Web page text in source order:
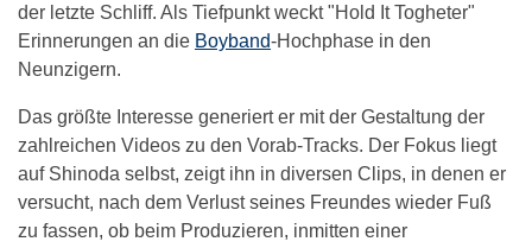
der letzte Schliff. Als Tiefpunkt weckt "Hold It Togheter"
Erinnerungen an die Boyband-Hochphase in den
Neunzigern.
Das größte Interesse generiert er mit der Gestaltung der
zahlreichen Videos zu den Vorab-Tracks. Der Fokus liegt
auf Shinoda selbst, zeigt ihn in diversen Clips, in denen er
versucht, nach dem Verlust seines Freundes wieder Fuß
zu fassen, ob beim Produzieren, inmitten einer